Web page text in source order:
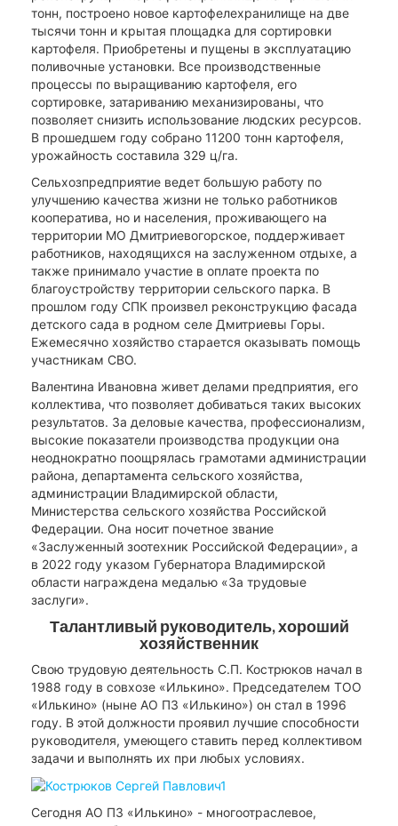
тонн, построено новое картофелехранилище на две
тысячи тонн и крытая площадка для сортировки
картофеля. Приобретены и пущены в эксплуатацию
поливочные установки. Все производственные
процессы по выращиванию картофеля, его
сортировке, затариванию механизированы, что
позволяет снизить использование людских ресурсов.
В прошедшем году собрано 11200 тонн картофеля,
урожайность составила 329 ц/га.
Сельхозпредприятие ведет большую работу по
улучшению качества жизни не только работников
кооператива, но и населения, проживающего на
территории МО Дмитриевогорское, поддерживает
работников, находящихся на заслуженном отдыхе, а
также принимало участие в оплате проекта по
благоустройству территории сельского парка. В
прошлом году СПК произвел реконструкцию фасада
детского сада в родном селе Дмитриевы Горы.
Ежемесячно хозяйство старается оказывать помощь
участникам СВО.
Валентина Ивановна живет делами предприятия, его
коллектива, что позволяет добиваться таких высоких
результатов. За деловые качества, профессионализм,
высокие показатели производства продукции она
неоднократно поощрялась грамотами администрации
района, департамента сельского хозяйства,
администрации Владимирской области,
Министерства сельского хозяйства Российской
Федерации. Она носит почетное звание
«Заслуженный зоотехник Российской Федерации», а
в 2022 году указом Губернатора Владимирской
области награждена медалью «За трудовые
заслуги».
Талантливый руководитель, хороший
хозяйственник
Свою трудовую деятельность С.П. Кострюков начал в
1988 году в совхозе «Илькино». Председателем ТОО
«Илькино» (ныне АО ПЗ «Илькино») он стал в 1996
году. В этой должности проявил лучшие способности
руководителя, умеющего ставить перед коллективом
задачи и выполнять их при любых условиях.
Сегодня АО ПЗ «Илькино» - многоотраслевое,